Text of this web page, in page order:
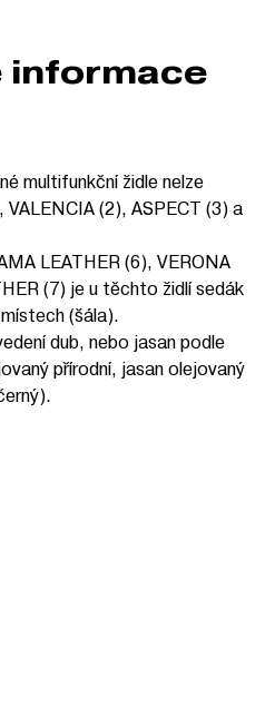
informace
multifunkční židle nelze
(2), ASPECT (3) a
LEATHER (6), VERONA
(7) je u těchto židlí sedák
(šála).
dub, nebo jasan podle
přírodní, jasan olejovaný